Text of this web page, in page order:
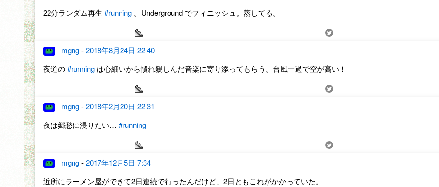
22分ランダム再生 #running 。Underground でフィニッシュ。蒸してる。
mgng-2018年8月24日 22:40
夜道の#running は心細いから慣れ親しんだ音楽に寄り添ってもらう。台風一過で空が高い！
mgng-2018年2月20日 22:31
夜は郷愁に浸りたい… #running
mgng-2017年12月5日 7:34
近所にラーメン屋ができて2日連続で行ったんだけど、2日ともこれがかかっていた。